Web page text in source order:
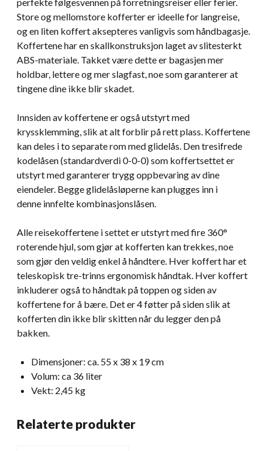
Store og mellomstore kofferter er ideelle for langreise,
og en liten koffert aksepteres vanligvis som håndbagasje.
Koffertene har en skallkonstruksjon laget av slitesterkt
ABS-materiale. Takket være dette er bagasjen mer
holdbar, lettere og mer slagfast, noe som garanterer at
tingene dine ikke blir skadet.
Innsiden av koffertene er også utstyrt med
kryssklemming, slik at alt forblir på rett plass. Koffertene
kan deles i to separate rom med glidelås. Den tresifrede
kodelåsen (standardverdi 0-0-0) som koffertsettet er
utstyrt med garanterer trygg oppbevaring av dine
eiendeler. Begge glidelåsløperne kan plugges inn i
denne innfelte kombinasjonslåsen.
Alle reisekoffertene i settet er utstyrt med fire 360°
roterende hjul, som gjør at kofferten kan trekkes, noe
som gjør den veldig enkel å håndtere. Hver koffert har et
teleskopisk tre-trinns ergonomisk håndtak. Hver koffert
inkluderer også to håndtak på toppen og siden av
koffertene for å bære. Det er 4 føtter på siden slik at
kofferten din ikke blir skitten når du legger den på
bakken.
Dimensjoner: ca. 55 x 38 x 19 cm
Volum: ca 36 liter
Vekt: 2,45 kg
Relaterte produkter